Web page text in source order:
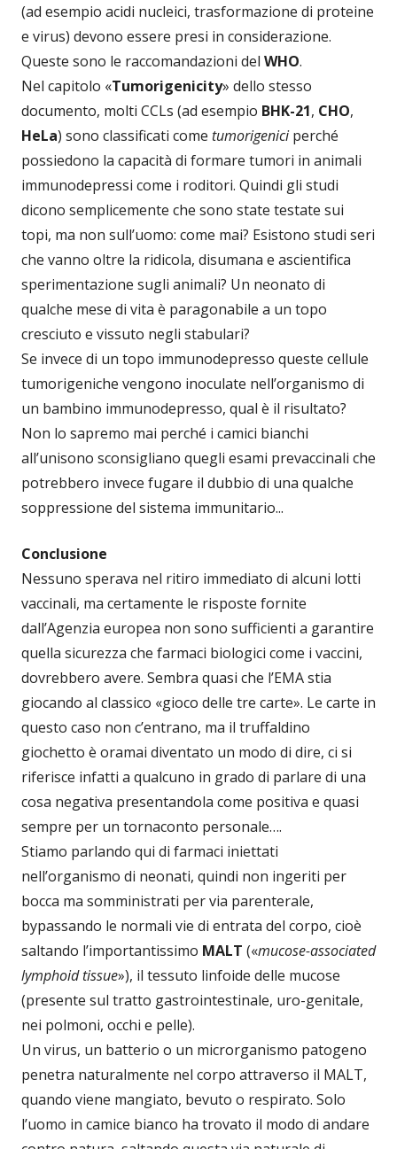
(ad esempio acidi nucleici, trasformazione di proteine
​​e virus) devono essere presi in considerazione.
Queste sono le raccomandazioni del WHO.
Nel capitolo «Tumorigenicity» dello stesso
documento, molti CCLs (ad esempio BHK-21, CHO,
HeLa) sono classificati come tumorigeniciperché
possiedono la capacità di formare tumori in animali
immunodepressi come i roditori. Quindi gli studi
dicono semplicemente che sono state testate sui
topi, ma non sull’uomo: come mai? Esistono studi seri
che vanno oltre la ridicola, disumana e ascientifica
sperimentazione sugli animali? Un neonato di
qualche mese di vita è paragonabile a un topo
cresciuto e vissuto negli stabulari?
Se invece di un topo immunodepresso queste cellule
tumorigeniche vengono inoculate nell’organismo di
un bambino immunodepresso, qual è il risultato?
Non lo sapremo mai perché i camici bianchi
all’unisono sconsigliano quegli esami prevaccinali che
potrebbero invece fugare il dubbio di una qualche
soppressione del sistema immunitario...
Conclusione
Nessuno sperava nel ritiro immediato di alcuni lotti
vaccinali, ma certamente le risposte fornite
dall’Agenzia europea non sono sufficienti a garantire
quella sicurezza che farmaci biologici come i vaccini,
dovrebbero avere. Sembra quasi che l’EMA stia
giocando al classico «gioco delle tre carte». Le carte in
questo caso non c’entrano, ma il truffaldino
giochetto è oramai diventato un modo di dire, ci si
riferisce infatti a qualcuno in grado di parlare di una
cosa negativa presentandola come positiva e quasi
sempre per un tornaconto personale….
Stiamo parlando qui di farmaci iniettati
nell’organismo di neonati, quindi non ingeriti per
bocca ma somministrati per via parenterale,
bypassando le normali vie di entrata del corpo, cioè
saltando l’importantissimo MALT («mucose-associated
lymphoid tissue»), il tessuto linfoide delle mucose
(presente sul tratto gastrointestinale, uro-genitale,
nei polmoni, occhi e pelle).
Un virus, un batterio o un microrganismo patogeno
penetra naturalmente nel corpo attraverso il MALT,
quando viene mangiato, bevuto o respirato. Solo
l’uomo in camice bianco ha trovato il modo di andare